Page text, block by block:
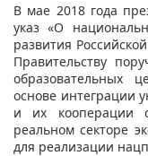
​В мае 2018 года
указ «О
развития
Правительству
образовательных
основе интеграции
и их кооперации
реальном секторе
для реализации